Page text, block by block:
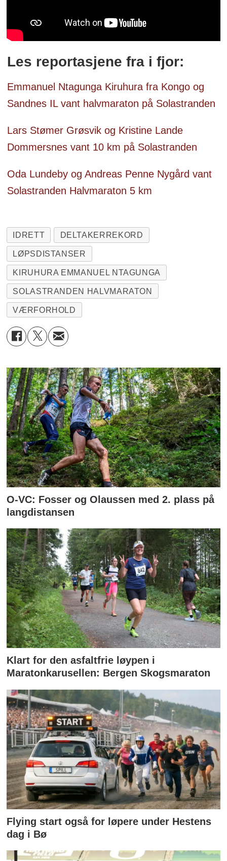
Les reportasjene fra i fjor:
Emmanuel Ntagunga Kiruhura fra Kongo og
Sandnes IL vant halvmaraton på Solastranden
Lars Stømer Grøsvik og Kristine Lande
Dommersnes vant 10 km på Solastranden
Oda Lundeby og Andreas Penne Nygård vant
Solastranden Halvmaraton 5 km
IDRETT DELTAKERREKORD
LØPSDISTANSER
KIRUHURA EMMANUEL NTAGUNGA
SOLASTRANDEN HALVMARATON
VÆRFORHOLD
O-VC: Fosser og Olaussen med 2. plass på
langdistansen
Klart for den asfaltfrie løypen i
Maratonkarusellen: Bergen Skogsmaraton
Flying start også for løpere under Hestens
dag i Bø